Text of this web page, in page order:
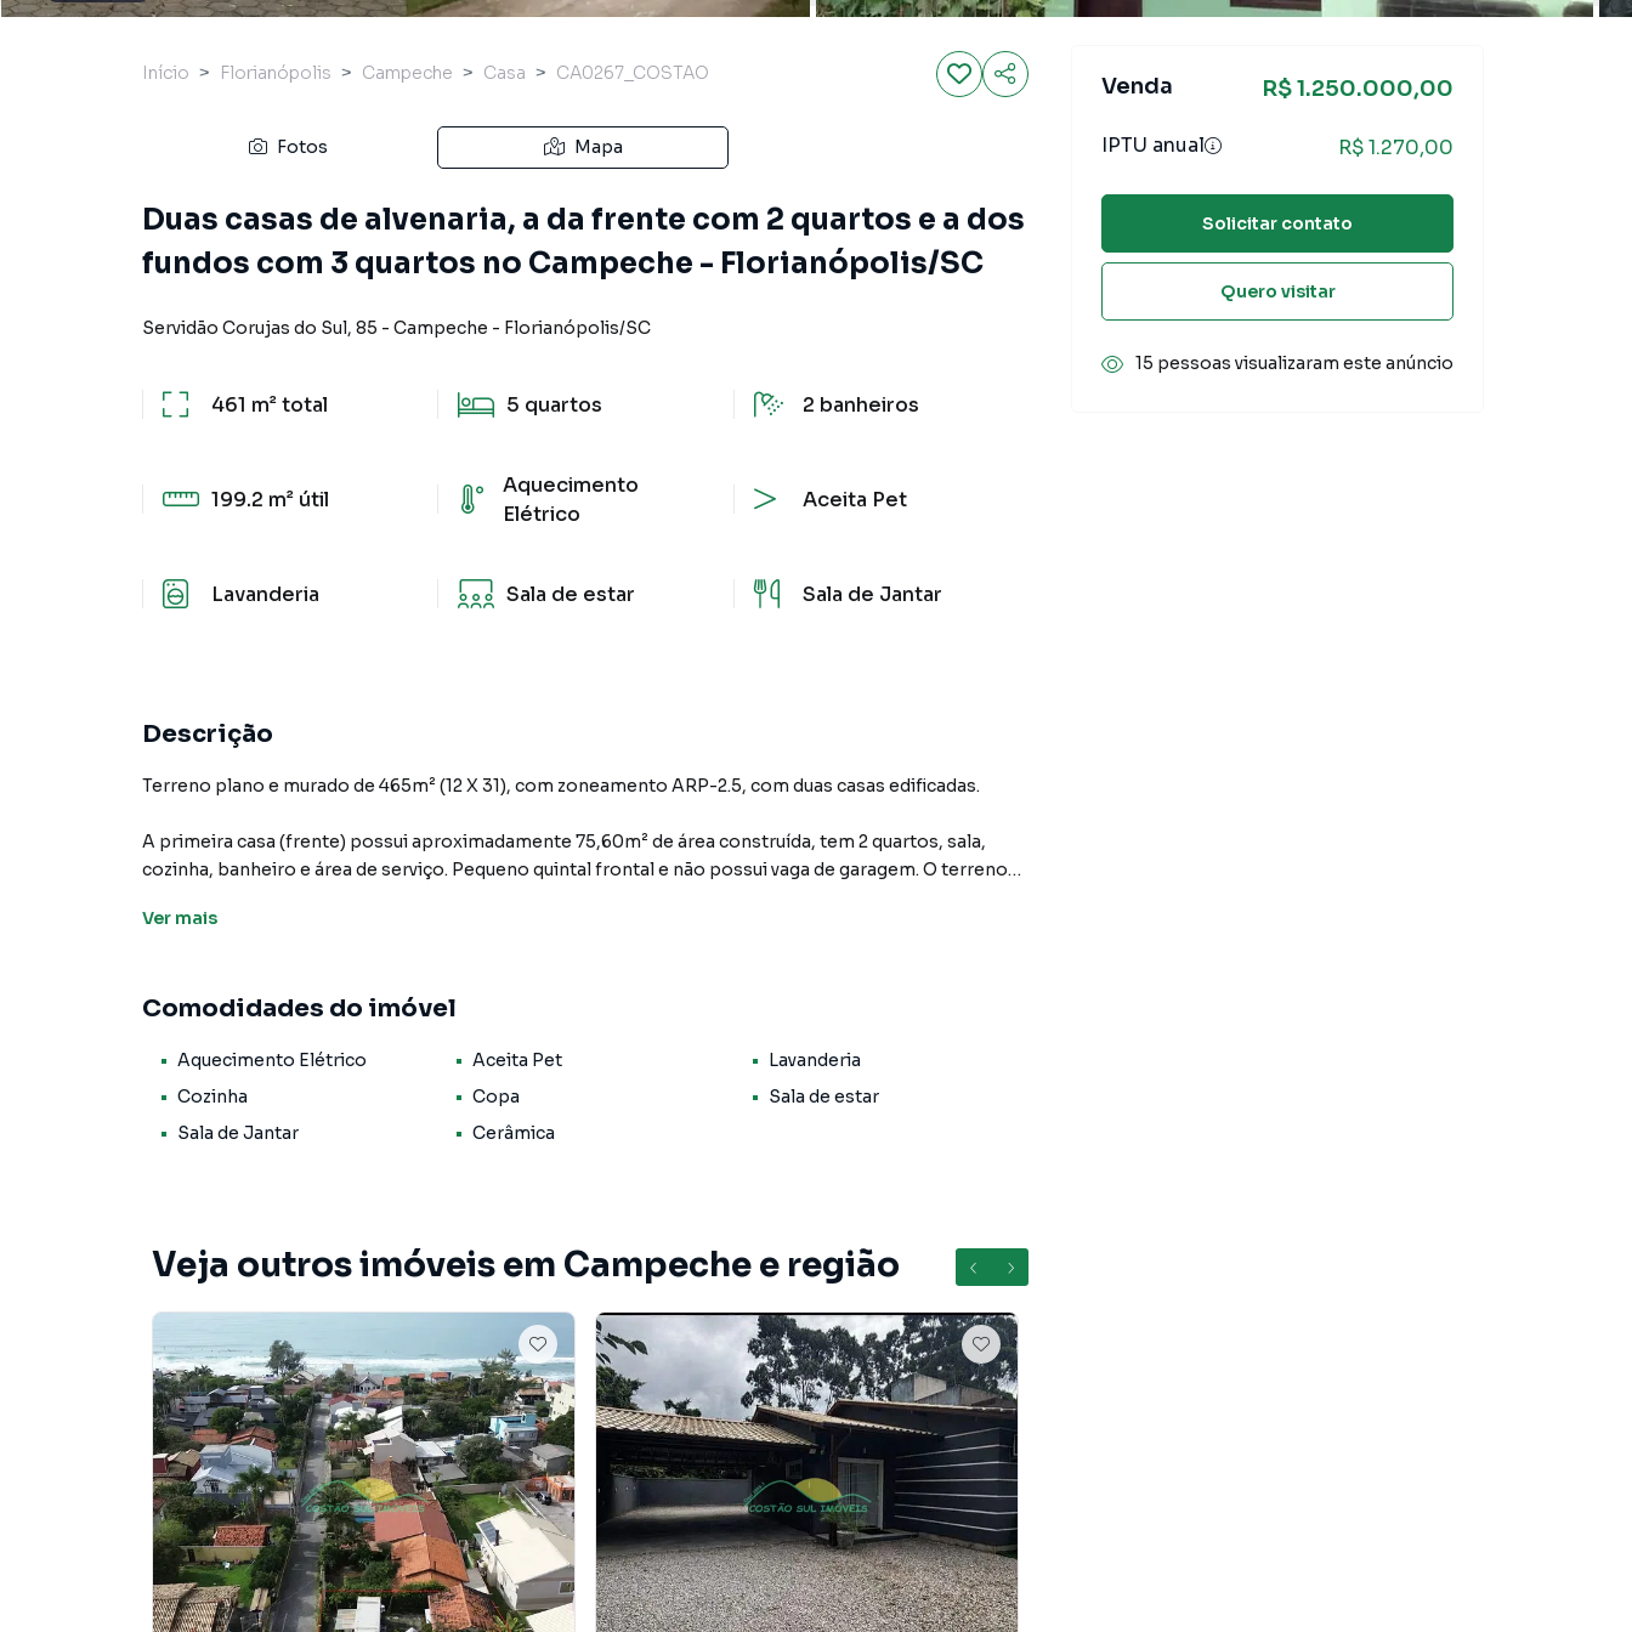
Início Florianópolis Campeche Casa CA0267_COSTAO
Fotos Mapa
Duas casas de alvenaria, a da frente com 2 quartos e a dos
fundos com 3 quartos no Campeche - Florianópolis/SC
Servidão Corujas do Sul, 85 - Campeche - Florianópolis/SC
461 m²total 5 quartos 2 banheiros
199.2 m² útil
Aquecimento
Elétrico
Aceita Pet
Lavanderia Sala de estar Sala de Jantar
Descrição
Terreno plano e murado de 465m² (12 X 31), com zoneamento ARP-2.5, com duas casas edificadas.
A primeira casa (frente) possui aproximadamente 75,60m² de área construída, tem 2 quartos, sala,
cozinha, banheiro e área de serviço. Pequeno quintal frontal e não possui vaga de garagem. O terreno
descoberto para 3 veículos. O terreno possui aproximadamente 335m².
As casas possuem IPTU, abastecimento de energia elétrica e água individualizados, podendo ser
adquiridas separadamente.
Valor de aquisição da Casa 1 (frente) R$ 650.000,00 e valor de aquisição da casa 2 (fundos)R$
690.000,00 ou ambas as casas por R$ 1.250.000,00.
Distâncias:
Centro: 14,1 km;
Aeroporto: 8 km;
Posto de Saúde:1,3 km;
Multihospital Florianópolis: 9,9 km;
Praias:
- A mais próxima (Lomba do Sabão - Campeche): 2,3 km;
- Campeche: 3,9 km;
- Morro das Pedras: 5,3 km;
- Armação: 9,9 km;
Ver mais
Comodidades do imóvel
Aquecimento Elétrico Aceita Pet
Lavanderia
Cozinha
Copa
Sala de estar
Sala de Jantar
Cerâmica
Veja outros imóveis em Campeche e região
Venda R$ 1.250.000,00
IPTU anual R$ 1.270,00
Solicitar contato
Quero visitar
15 pessoas visualizaram este anúncio